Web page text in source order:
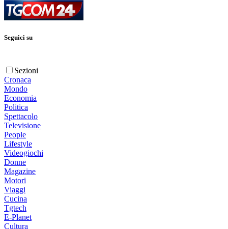
Seguici su
Sezioni
Cronaca
Mondo
Economia
Politica
Spettacolo
Televisione
People
Lifestyle
Videogiochi
Donne
Magazine
Motori
Viaggi
Cucina
Tgtech
E-Planet
Cultura